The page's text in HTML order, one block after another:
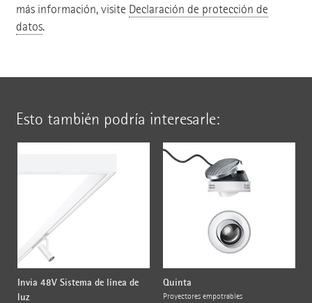
más información, visite Declaración de protección de
datos.
Esto también podría interesarle:
Invia 48V Sistema de línea de
luz
Quinta
Proyectores empotrables